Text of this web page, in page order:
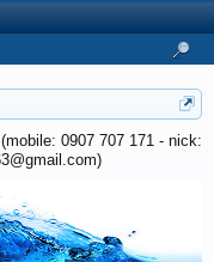
0907 707 171 - nick: